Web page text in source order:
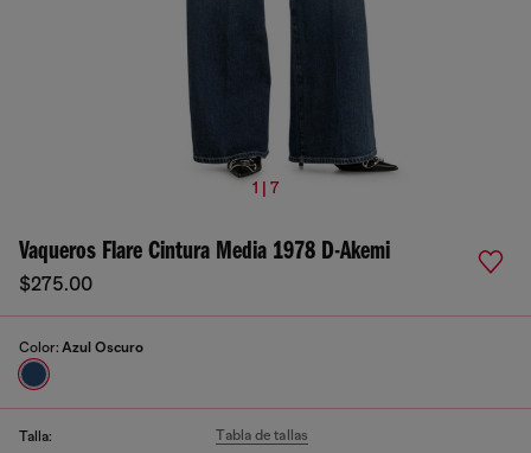
1 | 7
Vaqueros Flare Cintura Media 1978 D-Akemi
$275.00
Color: Azul Oscuro
Talla: Tabla de tallas